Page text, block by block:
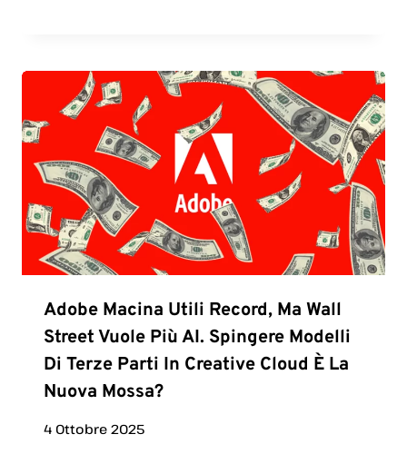
Adobe Macina Utili Record, Ma Wall
Street Vuole Più AI. Spingere Modelli
Di Terze Parti In Creative Cloud È La
Nuova Mossa?
4 Ottobre 2025